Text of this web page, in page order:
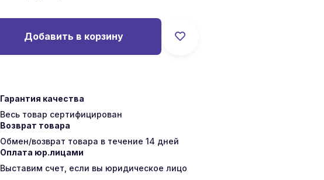
Добавить в корзину
Гарантия качества
Весь товар сертифицирован
Возврат товара
Обмен/возврат товара в течение 14 дней
Оплата юр.лицами
Выставим счет, если вы юридическое лицо